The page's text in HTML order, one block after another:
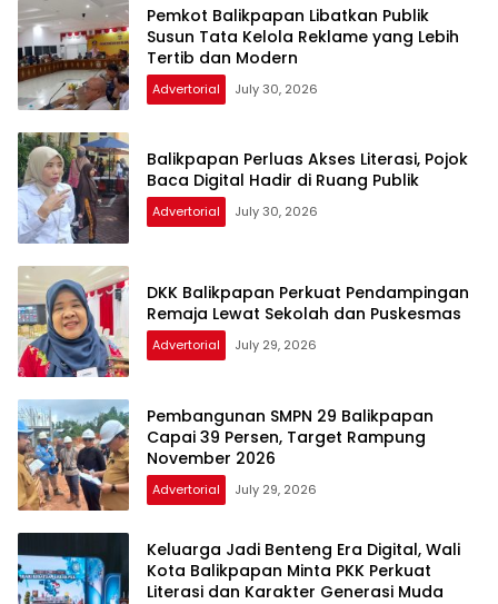
Pemkot Balikpapan Libatkan Publik
Susun Tata Kelola Reklame yang Lebih
Tertib dan Modern
Advertorial July 30, 2026
Balikpapan Perluas Akses Literasi, Pojok
Baca Digital Hadir di Ruang Publik
Advertorial July 30, 2026
DKK Balikpapan Perkuat Pendampingan
Remaja Lewat Sekolah dan Puskesmas
Advertorial July 29, 2026
Pembangunan SMPN 29 Balikpapan
Capai 39 Persen, Target Rampung
November 2026
Advertorial July 29, 2026
Keluarga Jadi Benteng Era Digital, Wali
Kota Balikpapan Minta PKK Perkuat
Literasi dan Karakter Generasi Muda